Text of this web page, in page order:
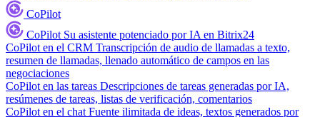
CoPilot
CoPilot Su asistente potenciado por IA en Bitrix24
CoPilot en el CRM Transcripción de audio de llamadas a texto,
resumen de llamadas, llenado automático de campos en las
negociaciones
CoPilot en las tareas Descripciones de tareas generadas por IA,
resúmenes de tareas, listas de verificación, comentarios
CoPilot en el chat Fuente ilimitada de ideas, textos generados por